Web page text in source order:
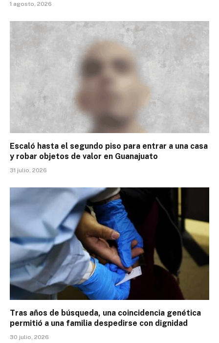
1 agosto, 2026
Escaló hasta el segundo piso para entrar a una casa
y robar objetos de valor en Guanajuato
31 julio, 2026
Tras años de búsqueda, una coincidencia genética
permitió a una familia despedirse con dignidad
30 julio, 2026